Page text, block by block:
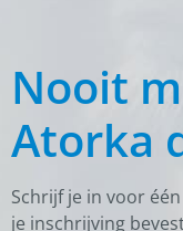
Nooit
Atorka
Schrijf je in voor
je inschrijving